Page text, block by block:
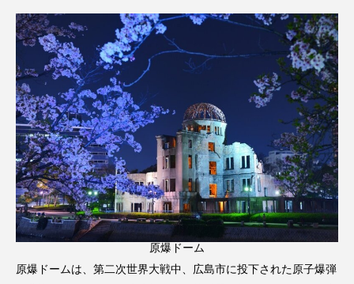
原爆ドーム
原爆ドームは、第二次世界大戦中、広島市に投下された原子爆弾